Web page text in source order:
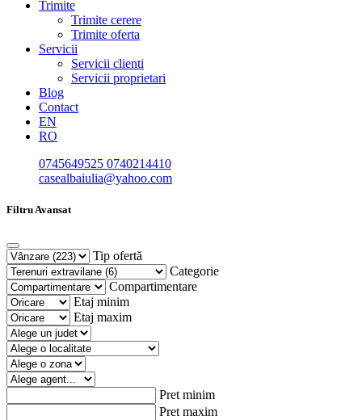
Trimite
Trimite cerere
Trimite oferta
Servicii
Servicii clienti
Servicii proprietari
Blog
Contact
EN
RO
0745649525 0740214410
casealbaiulia@yahoo.com
Filtru Avansat
Tip ofertă
Categorie
Compartimentare
Etaj minim
Etaj maxim
Pret minim
Pret maxim